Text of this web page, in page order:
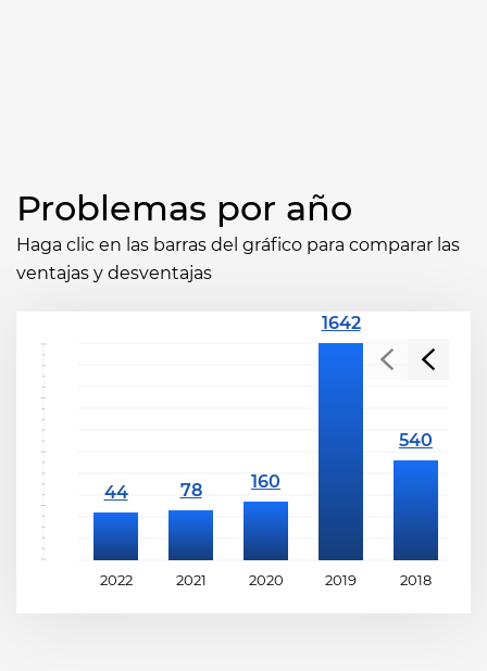
Problemas por año
Haga clic en las barras del gráfico para comparar las
ventajas y desventajas
2022 2021 2020 2019 2018